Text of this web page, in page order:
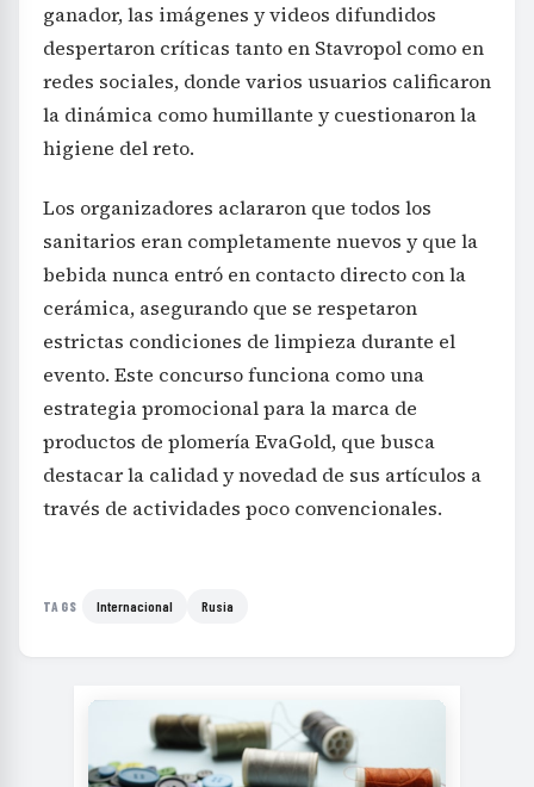
ganador, las imágenes y videos difundidos
despertaron críticas tanto en Stavropol como en
redes sociales, donde varios usuarios calificaron
la dinámica como humillante y cuestionaron la
higiene del reto.
Los organizadores aclararon que todos los
sanitarios eran completamente nuevos y que la
bebida nunca entró en contacto directo con la
cerámica, asegurando que se respetaron
estrictas condiciones de limpieza durante el
evento. Este concurso funciona como una
estrategia promocional para la marca de
productos de plomería EvaGold, que busca
destacar la calidad y novedad de sus artículos a
través de actividades poco convencionales.
TAGS Internacional Rusia